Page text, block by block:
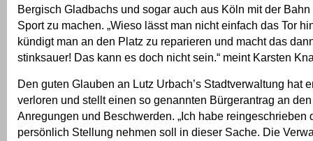
Bergisch Gladbachs und sogar auch aus Köln mit der
Sport zu machen. „Wieso lässt man nicht einfach das Tor
kündigt man an den Platz zu reparieren und macht das
stinksauer! Das kann es doch nicht sein.“ meint Karsten
Den guten Glauben an Lutz Urbach’s Stadtverwaltung hat
verloren und stellt einen so genannten Bürgerantrag an
Anregungen und Beschwerden. „Ich habe reingeschrieben
persönlich Stellung nehmen soll in dieser Sache. Die